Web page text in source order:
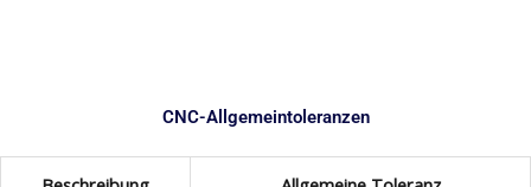
CNC-Allgemeintoleranzen